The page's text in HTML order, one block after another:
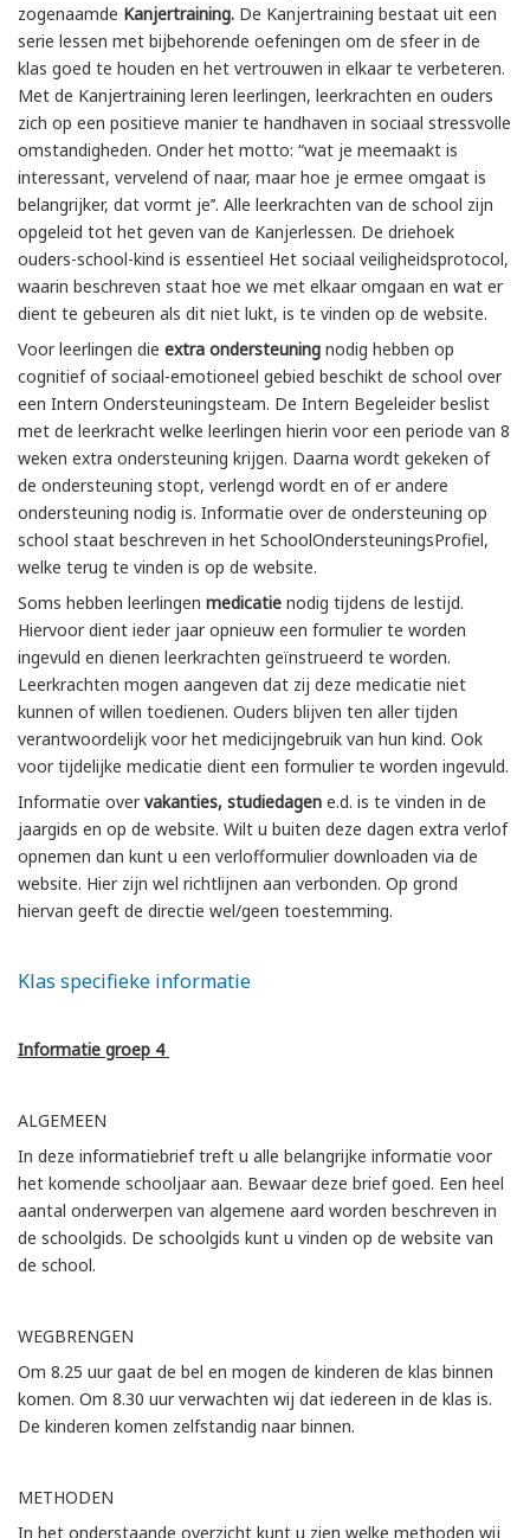
zogenaamde Kanjertraining. De Kanjertraining bestaat uit een
serie lessen met bijbehorende oefeningen om de sfeer in de
klas goed te houden en het vertrouwen in elkaar te verbeteren.
Met de Kanjertraining leren leerlingen, leerkrachten en ouders
zich op een positieve manier te handhaven in sociaal stressvolle
omstandigheden. Onder het motto: “wat je meemaakt is
interessant, vervelend of naar, maar hoe je ermee omgaat is
belangrijker, dat vormt je’’. Alle leerkrachten van de school zijn
opgeleid tot het geven van de Kanjerlessen. De driehoek
ouders-school-kind is essentieel Het sociaal veiligheidsprotocol,
waarin beschreven staat hoe we met elkaar omgaan en wat er
dient te gebeuren als dit niet lukt, is te vinden op de website.
Voor leerlingen die extra ondersteuning nodig hebben op
cognitief of sociaal-emotioneel gebied beschikt de school over
een Intern Ondersteuningsteam. De Intern Begeleider beslist
met de leerkracht welke leerlingen hierin voor een periode van 8
weken extra ondersteuning krijgen. Daarna wordt gekeken of
de ondersteuning stopt, verlengd wordt en of er andere
ondersteuning nodig is. Informatie over de ondersteuning op
school staat beschreven in het SchoolOndersteuningsProfiel,
welke terug te vinden is op de website.
Soms hebben leerlingen medicatie nodig tijdens de lestijd.
Hiervoor dient ieder jaar opnieuw een formulier te worden
ingevuld en dienen leerkrachten geïnstrueerd te worden.
Leerkrachten mogen aangeven dat zij deze medicatie niet
kunnen of willen toedienen. Ouders blijven ten aller tijden
verantwoordelijk voor het medicijngebruik van hun kind. Ook
voor tijdelijke medicatie dient een formulier te worden ingevuld.
Informatie overvakanties, studiedagen e.d. is te vinden in de
jaargids en op de website. Wilt u buiten deze dagen extra verlof
opnemen dan kunt u een verlofformulier downloaden via de
website. Hier zijn wel richtlijnen aan verbonden. Op grond
hiervan geeft de directie wel/geen toestemming.
Klas specifieke informatie
Informatie groep 4
ALGEMEEN
In deze informatiebrief treft u alle belangrijke informatie voor
het komende schooljaar aan. Bewaar deze brief goed. Een heel
aantal onderwerpen van algemene aard worden beschreven in
de schoolgids. De schoolgids kunt u vinden op de website van
de school.
WEGBRENGEN
Om 8.25 uur gaat de bel en mogen de kinderen de klas binnen
komen. Om 8.30 uur verwachten wij dat iedereen in de klas is.
De kinderen komen zelfstandig naar binnen.
METHODEN
In het onderstaande overzicht kunt u zien welke methoden wij